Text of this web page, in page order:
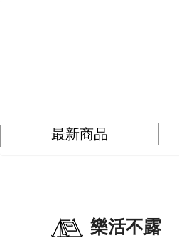
最新商品
樂活不露